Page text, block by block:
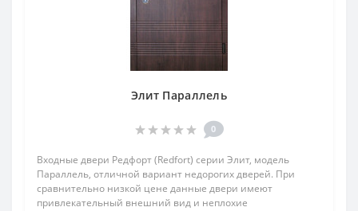
Элит Параллель
0
Входные двери Редфорт (Redfort) серии Элит, модель
Параллель, отличной вариант недорогих дверей. При
сравнительно низкой цене данные двери имеют
привлекательный внешний вид и неплохие